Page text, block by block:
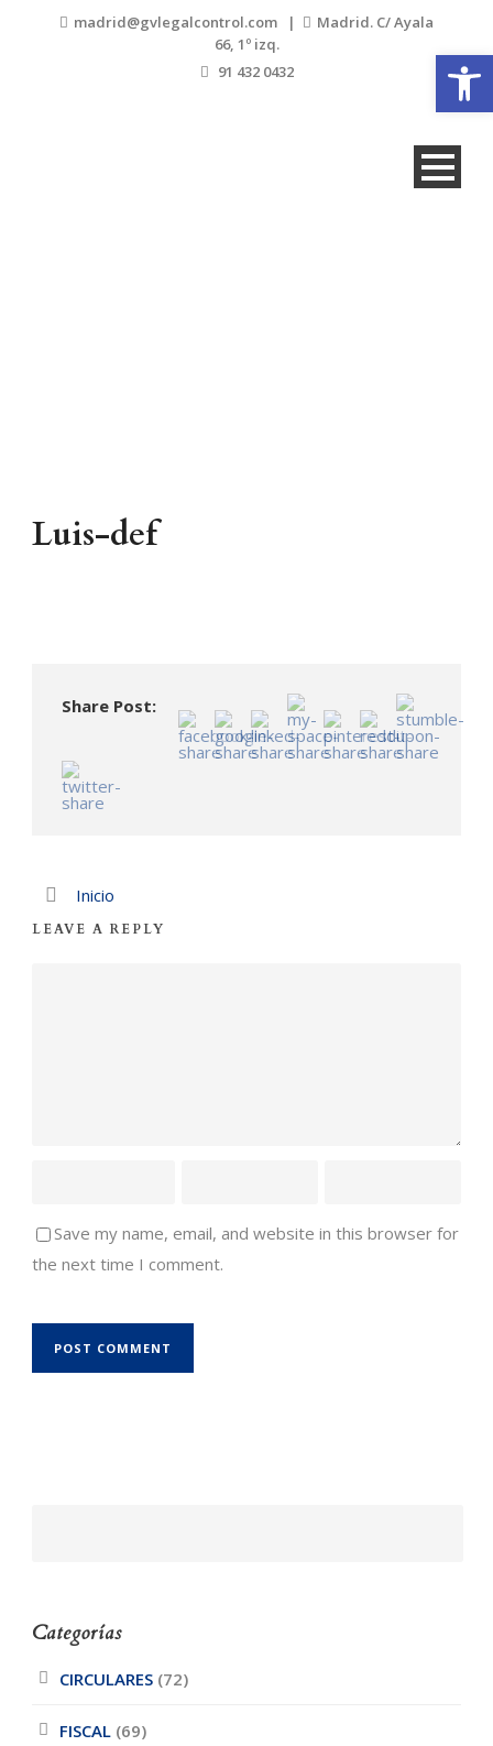
madrid@gvlegalcontrol.com |
Madrid. C/ Ayala
66, 1º izq.
91 432 0432
Luis-def
Share Post:
Inicio
LEAVE A REPLY
Save my name, email, and website in this browser for
the next time I comment.
Categorías
CIRCULARES (72)
FISCAL (69)